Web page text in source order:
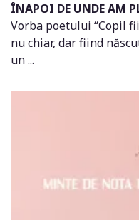
ÎNAPOI DE UNDE AM
Vorba poetului “Copil
nu chiar, dar fiind
un ...